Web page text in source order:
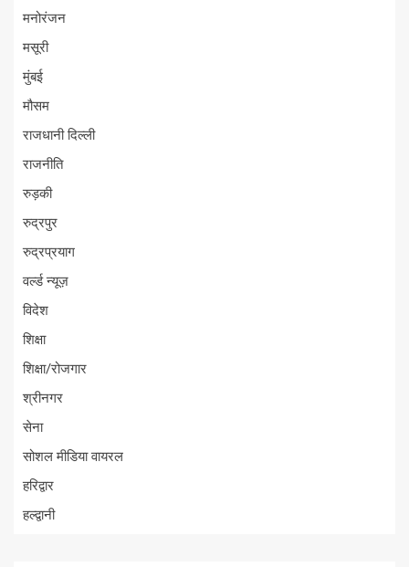
मनोरंजन
मसूरी
मुंबई
मौसम
राजधानी दिल्ली
राजनीति
रुड़की
रुद्रपुर
रुद्रप्रयाग
वर्ल्ड न्यूज़
विदेश
शिक्षा
शिक्षा/रोजगार
श्रीनगर
सेना
सोशल मीडिया वायरल
हरिद्वार
हल्द्वानी